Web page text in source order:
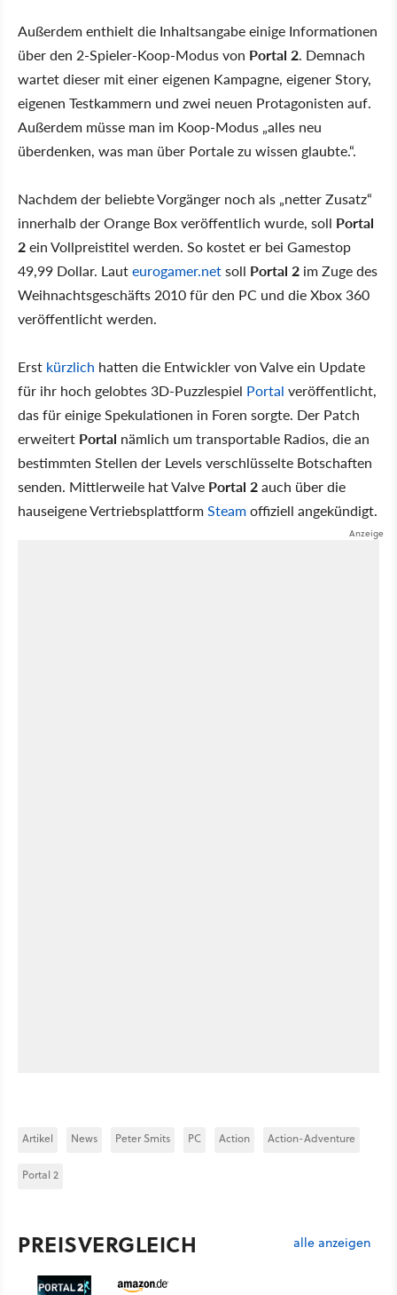
Außerdem enthielt die Inhaltsangabe einige Informationen
über den 2-Spieler-Koop-Modus von Portal 2. Demnach
wartet dieser mit einer eigenen Kampagne, eigener Story,
eigenen Testkammern und zwei neuen Protagonisten auf.
Außerdem müsse man im Koop-Modus „alles neu
überdenken, was man über Portale zu wissen glaubte.“.
Nachdem der beliebte Vorgänger noch als „netter Zusatz“
innerhalb der Orange Box veröffentlich wurde, soll Portal
2ein Vollpreistitel werden. So kostet er bei Gamestop
49,99 Dollar. Lauteurogamer.netsoll Portal 2 im Zuge des
Weihnachtsgeschäfts 2010 für den PC und die Xbox 360
veröffentlicht werden.
Erst kürzlich hatten die Entwickler von Valve ein Update
für ihr hoch gelobtes 3D-Puzzlespiel Portal veröffentlicht,
das für einige Spekulationen in Foren sorgte. Der Patch
erweitert Portal nämlich um transportable Radios, die an
bestimmten Stellen der Levels verschlüsselte Botschaften
senden. Mittlerweile hat Valve Portal 2auch über die
hauseigene VertriebsplattformSteamoffiziell angekündigt.
Artikel News Peter Smits PC Action Action-Adventure
Portal 2
PREISVERGLEICH alle anzeigen